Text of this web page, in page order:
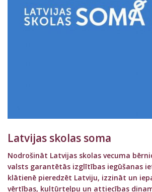
Latvijas skolas soma
Nodrošināt Latvijas skolas vecuma
valsts garantētās izglītības iegūšanas
klātienē pieredzēt Latviju, izzināt un
vērtības, kultūrtelpu un attiecības